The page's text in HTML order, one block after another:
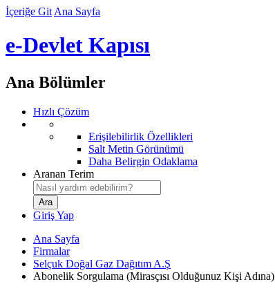
İçeriğe Git Ana Sayfa
e-Devlet Kapısı
Ana Bölümler
Hızlı Çözüm
Erişilebilirlik Özellikleri
Salt Metin Görünümü
Daha Belirgin Odaklama
Aranan Terim
Giriş Yap
Ana Sayfa
Firmalar
Selçuk Doğal Gaz Dağıtım A.Ş
Abonelik Sorgulama (Mirasçısı Olduğunuz Kişi Adına)